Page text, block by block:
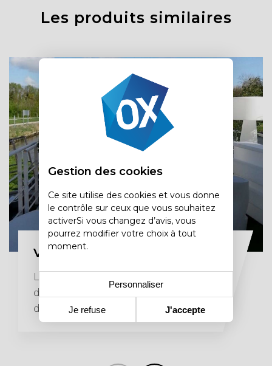
Les produits similaires
Vitribulle
Location de vitribulle - sphère
design pour y exposer de la
décoration, de la végétation.....
Gestion des cookies
Ce site utilise des cookies et vous donne
le contrôle sur ceux que vous souhaitez
activerSi vous changez d’avis, vous
pourrez modifier votre choix à tout
moment.
Je refuse
Personnaliser
J'accepte